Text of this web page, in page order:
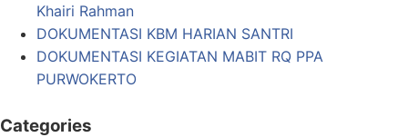
Khairi Rahman
DOKUMENTASI KBM HARIAN SANTRI
DOKUMENTASI KEGIATAN MABIT RQ PPA
PURWOKERTO
Categories